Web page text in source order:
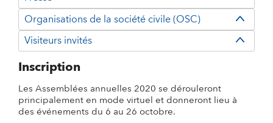
Organisations de la société civile (OSC)
Visiteurs invités
Inscription
Les Assemblées annuelles 2020 se dérouleront
principalement en mode virtuel et donneront lieu à
des événements du 6 au 26 octobre.